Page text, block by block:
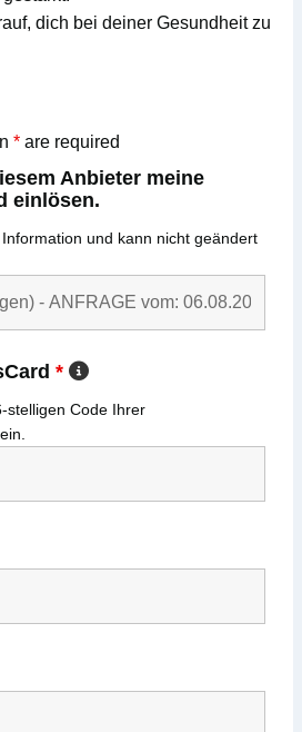
dich bei deiner Gesundheit zu
* are required
Anbieter meine
einlösen.
und kann nicht geändert
*
stelligen Code Ihrer